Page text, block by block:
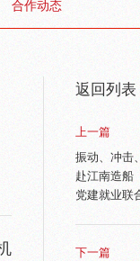
合作动态
返回列表
上一篇
振动、冲击
赴江南造船
党建就业联
下一篇